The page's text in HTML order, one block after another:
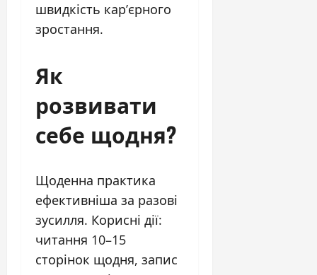
швидкість кар’єрного
зростання.
Як
розвивати
себе щодня?
Щоденна практика
ефективніша за разові
зусилля. Корисні дії:
читання 10–15
сторінок щодня, запис